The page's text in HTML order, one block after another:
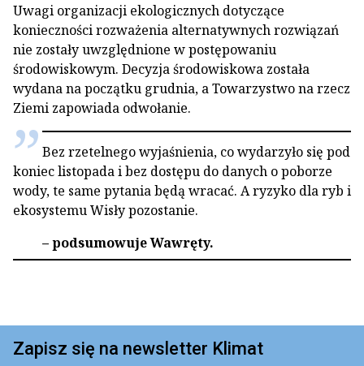
Uwagi organizacji ekologicznych dotyczące
konieczności rozważenia alternatywnych rozwiązań
nie zostały uwzględnione w postępowaniu
środowiskowym. Decyzja środowiskowa została
wydana na początku grudnia, a Towarzystwo na rzecz
Ziemi zapowiada odwołanie.
Bez rzetelnego wyjaśnienia, co wydarzyło się pod
koniec listopada i bez dostępu do danych o poborze
wody, te same pytania będą wracać. A ryzyko dla ryb i
ekosystemu Wisły pozostanie.
– podsumowuje Wawręty.
Zapisz się na newsletter Klimat